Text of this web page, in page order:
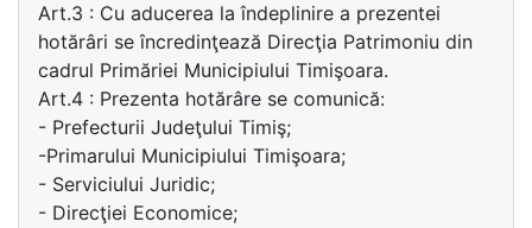
Art.3 : Cu aducerea la îndeplinire a prezentei
hotărâri se încredinţează Direcţia Patrimoniu din
cadrul Primăriei Municipiului Timişoara.
Art.4 : Prezenta hotărâre se comunică:
- Prefecturii Judeţului Timiş;
-Primarului Municipiului Timişoara;
- Serviciului Juridic;
- Direcţiei Economice;